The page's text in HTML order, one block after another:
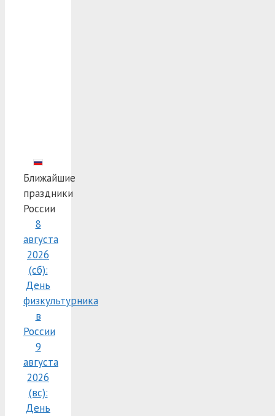
Ближайшие
праздники
России
8
августа
2026
(сб):
День
физкультурника
в
России
9
августа
2026
(вс):
День